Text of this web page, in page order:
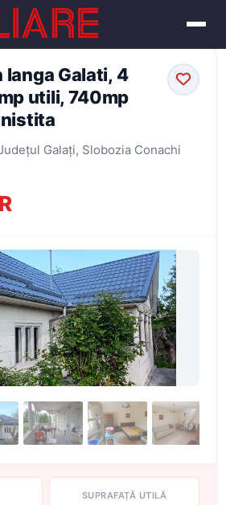
langa Galati, 4
utili, 740mp
Galați, Slobozia Conachi
SUPRAFAȚĂ UTILĂ